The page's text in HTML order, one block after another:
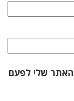
שלי לפעם